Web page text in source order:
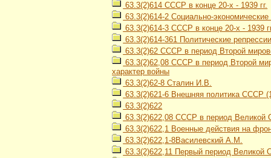
63.3(2)614 СССР в конце 20-х - 1939 гг.
63.3(2)614-2 Социально-
63.3(2)614-3 СССР в конце 20-х - 1939
63.3(2)614-361 Политические
63.3(2)62 СССР в период Второй
63.3(2)62,08 СССР в период Второй
характер войны
63.3(2)62-8 Сталин И.В.
63.3(2)621-6 Внешняя политика СССР
63.3(2)622
63.3(2)622,08 СССР в период Великой
63.3(2)622,1 Военные действия на
63.3(2)622,1-8Василевский А.М.
63.3(2)622,11 Первый период Великой